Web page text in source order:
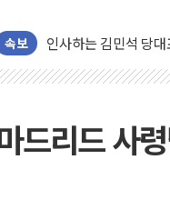
속보
[속보] 민주, 제주·인
[속보] 민주, 인천 경
이번주 국내 주요 금
美, 이란전 출구전략
드리드 사